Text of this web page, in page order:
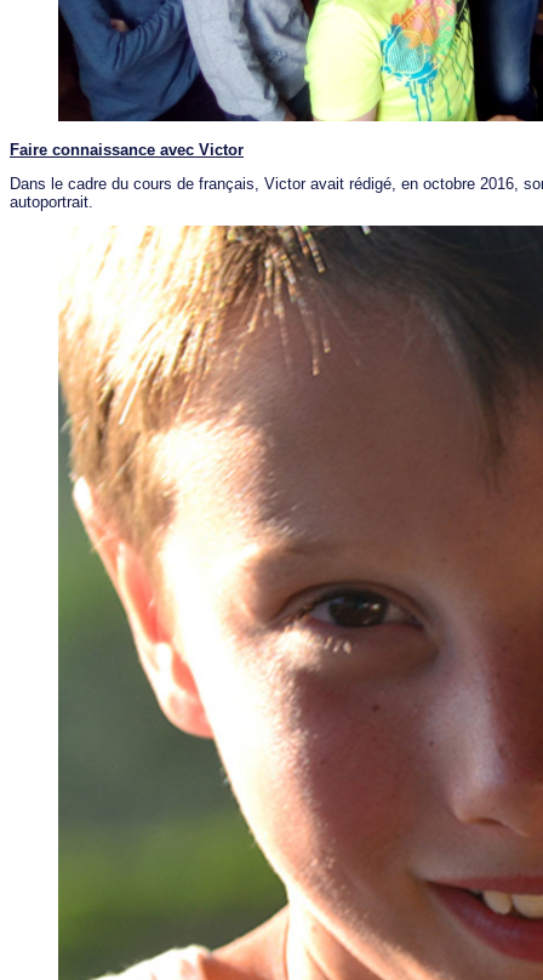
Faire connaissance avec Victor
Dans le cadre du cours de français, Victor avait rédigé, en octobre 2016,
autoportrait.